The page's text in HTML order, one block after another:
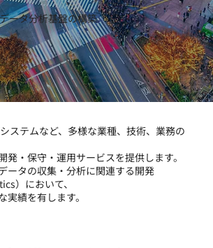
ータ分析基盤の構築
ステムなど、多様な業種、技術、業務の
発・保守・運⽤サービスを提供します。
ータの収集・分析に関連する開発
）において、
実績を有します。